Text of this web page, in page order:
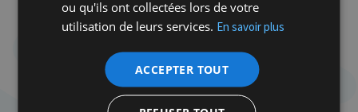
Résurgence de l’antisémitisme
ou qu'ils ont collectées lors de votre
utilisation de leurs services. En savoir plus
ACCEPTER TOUT